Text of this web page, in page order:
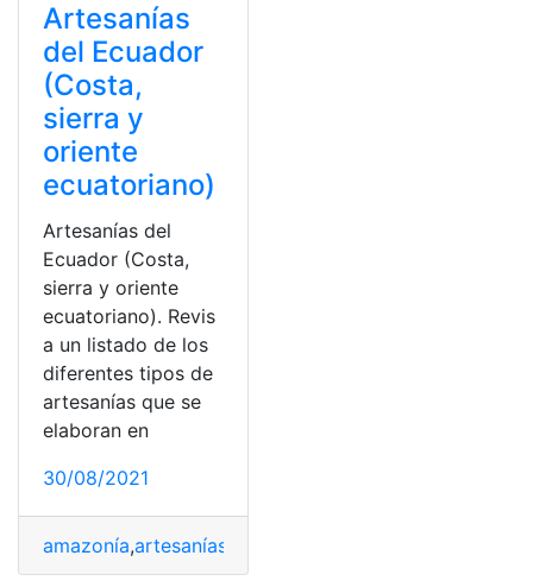
Artesanías
del Ecuador
(Costa,
sierra y
oriente
ecuatoriano)
Artesanías del
Ecuador (Costa,
sierra y oriente
ecuatoriano). Revis
a un listado de los
diferentes tipos de
artesanías que se
elaboran en
30/08/2021
amazonía,artesanías